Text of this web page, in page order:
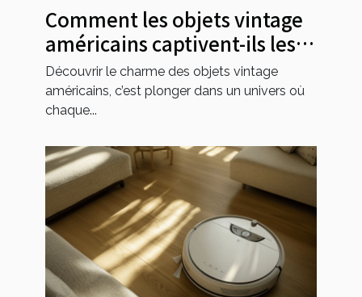
Comment les objets vintage
américains captivent-ils les
collectionneurs ?
Découvrir le charme des objets vintage
américains, c’est plonger dans un univers où
chaque...